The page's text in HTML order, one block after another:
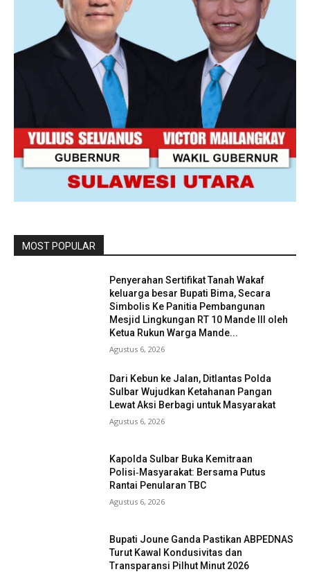
MOST POPULAR
Penyerahan Sertifikat Tanah Wakaf
keluarga besar Bupati Bima, Secara
Simbolis Ke Panitia Pembangunan
Mesjid Lingkungan RT 10 Mande III oleh
Ketua Rukun Warga Mande...
Agustus 6, 2026
Dari Kebun ke Jalan, Ditlantas Polda
Sulbar Wujudkan Ketahanan Pangan
Lewat Aksi Berbagi untuk Masyarakat
Agustus 6, 2026
Kapolda Sulbar Buka Kemitraan
Polisi‑Masyarakat: Bersama Putus
Rantai Penularan TBC
Agustus 6, 2026
Bupati Joune Ganda Pastikan ABPEDNAS
Turut Kawal Kondusivitas dan
Transparansi Pilhut Minut 2026